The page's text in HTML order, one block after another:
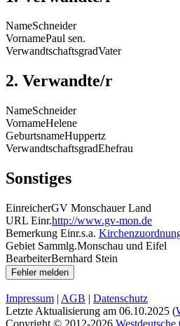
NameSchneider
VornamePaul sen.
VerwandtschaftsgradVater
2. Verwandte/r
NameSchneider
VornameHelene
GeburtsnameHuppertz
VerwandtschaftsgradEhefrau
Sonstiges
EinreicherGV Monschauer Land
URL Einr.http://www.gv-mon.de
Bemerkung Einr.s.a.
Gebiet Sammlg.Monschau und Eifel
BearbeiterBernhard Stein
Impressum | AGB | Datenschutz
Letzte Aktualisierung am 06.10.2025 (
Copyright © 2012-2026